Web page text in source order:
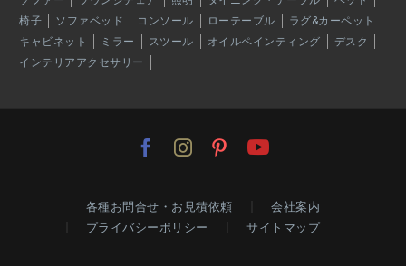
椅子
ソファベッド コンソール ローテーブル
ラグ&カーペット
キャビネット
ミラー スツール オイルペインティング
デスク
インテリアアクセサリー
各種お問合せ・お見積依頼
会社案内
プライバシーポリシー
サイトマップ